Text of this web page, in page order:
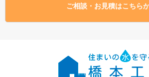
ご相談・お見積はこちら